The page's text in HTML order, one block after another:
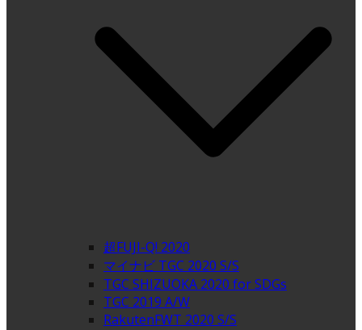
超FUJI-Q! 2020
マイナビ TGC 2020 S/S
TGC SHIZUOKA 2020 for SDGs
TGC 2019 A/W
RakutenFWT 2020 S/S